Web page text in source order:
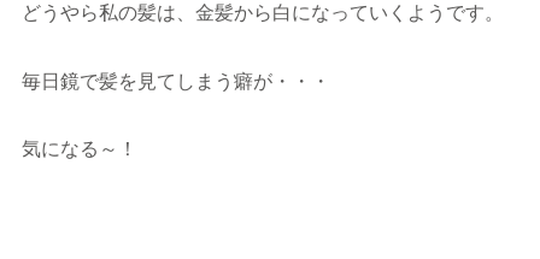
どうやら私の髪は、金髪から白になっていくようです。
毎日鏡で髪を見てしまう癖が・・・
気になる～！